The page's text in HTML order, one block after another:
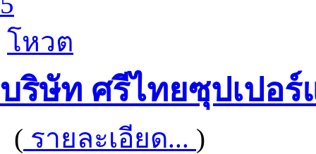
โหวต
บริษัท ศรีไทยซุปเปอ
( รายละเอียด... )